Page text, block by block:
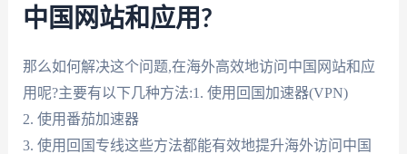
中国网站和应用?
那么如何解决这个问题,在海外高效地访问中国网站和应
用呢?主要有以下几种方法:1. 使用回国加速器(VPN)
2. 使用番茄加速器
3. 使用回国专线这些方法都能有效地提升海外访问中国